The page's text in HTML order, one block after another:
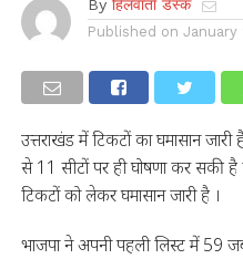
By हिलवार्ता डेस्क
Published on January
उत्तराखंड में टिकटों का घमासान
से 11 सीटों पर ही घोषणा कर सकी
टिकटों को लेकर घमासान जारी है ।
भाजपा ने अपनी पहली लिस्ट में 59